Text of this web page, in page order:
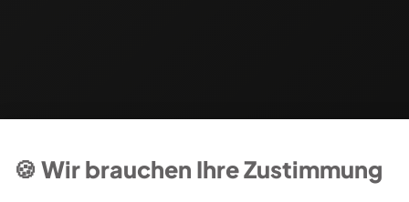
🍪 Wir brauchen Ihre Zustimmung